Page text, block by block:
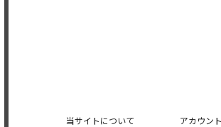
当サイトについて アカウン